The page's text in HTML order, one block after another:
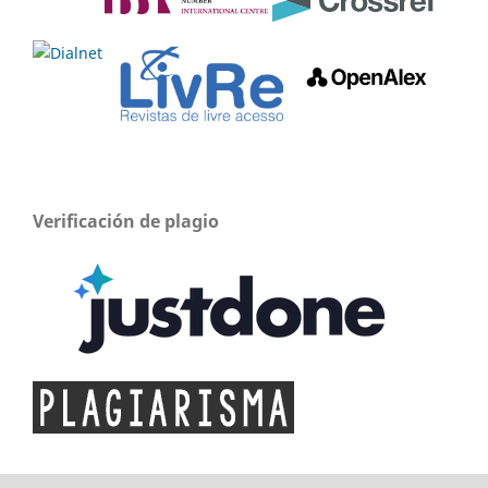
Verificación de plagio